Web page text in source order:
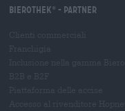
Bierothek - Partner